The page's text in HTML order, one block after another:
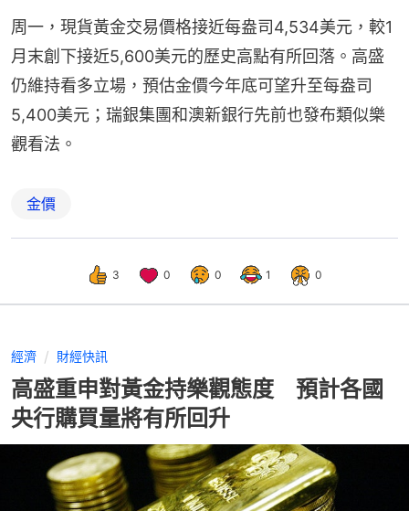
周一，現貨黃金交易價格接近每盎司4,534美元，較1
月末創下接近5,600美元的歷史高點有所回落。高盛
仍維持看多立場，預估金價今年底可望升至每盎司
5,400美元；瑞銀集團和澳新銀行先前也發布類似樂
觀看法。
金價
3 0 0 1 0
經濟 財經快訊
高盛重申對黃金持樂觀態度 預計各國
央行購買量將有所回升